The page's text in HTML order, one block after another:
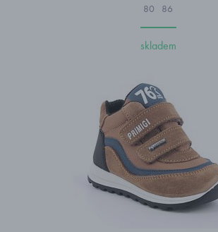
80 86
skladem